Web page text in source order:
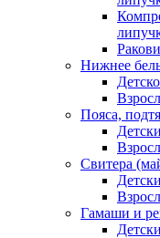
Нижнее
Пояса,
Свитера
Гамаши и